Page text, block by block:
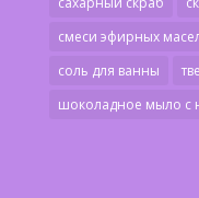
смеси эфирных
соль для ванны
шоколадное мыло с